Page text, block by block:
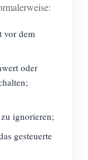
vor dem
oder
ignorieren;
gesteuerte